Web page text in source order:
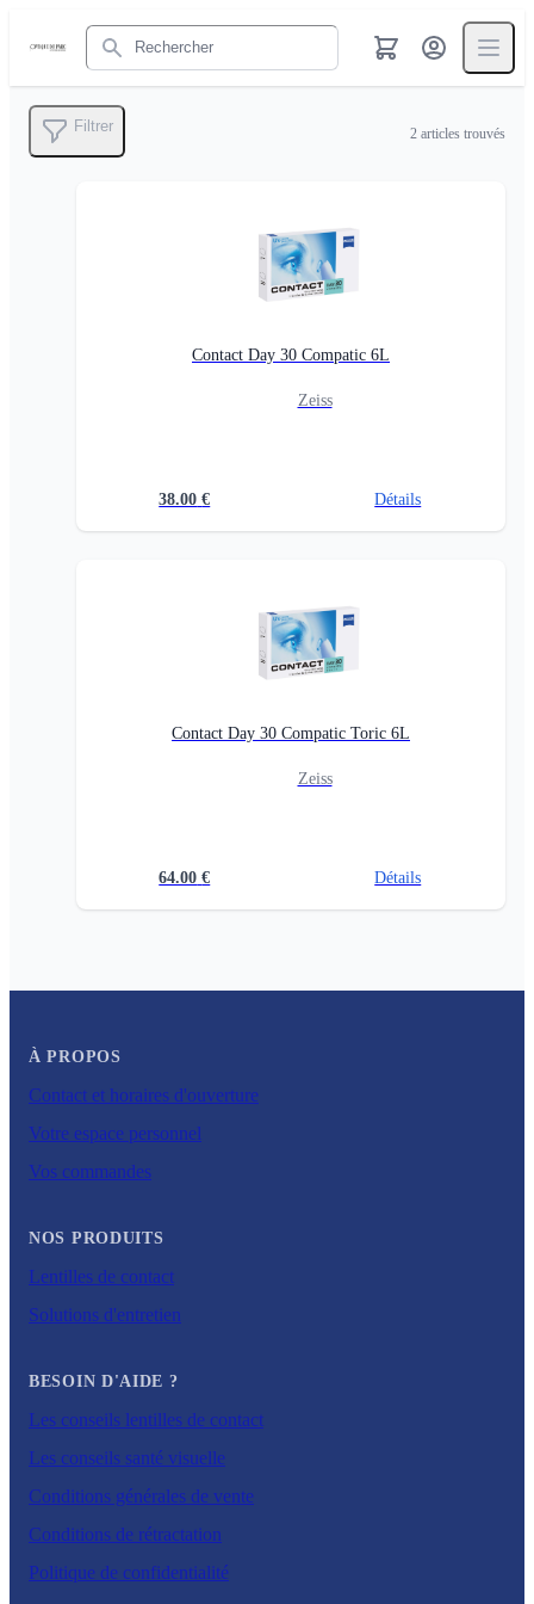
Rechercher
Filtrer 2 articles trouvés
Contact Day 30 Compatic 6L
Zeiss
38.00 € Détails
Contact Day 30 Compatic Toric 6L
Zeiss
64.00 € Détails
À PROPOS
Contact et horaires d'ouverture
Votre espace personnel
Vos commandes
NOS PRODUITS
Lentilles de contact
Solutions d'entretien
BESOIN D'AIDE ?
Les conseils lentilles de contact
Les conseils santé visuelle
Conditions générales de vente
Conditions de rétractation
Politique de confidentialité